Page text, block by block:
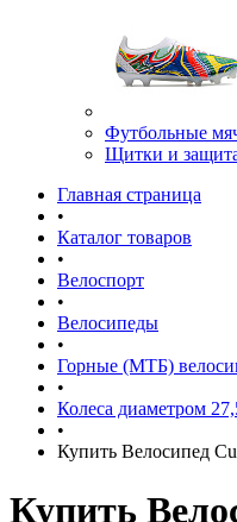
Футбольные
Щитки и
Главная страница
•
Каталог товаров
•
Велоспорт
•
Велосипеды
•
Горные (МТБ)
•
Колеса диаметром
•
Купить Велосипед
Купить